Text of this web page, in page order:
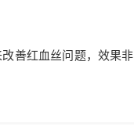
善红血丝问题，效果非